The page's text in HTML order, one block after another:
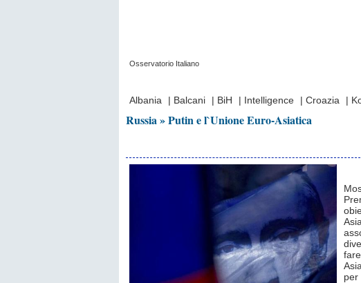
Osservatorio Italiano
Albania
| Balcani | BiH | Intelligence | Croazia |
Russia » Putin e l`Unione Euro-Asiatica
per